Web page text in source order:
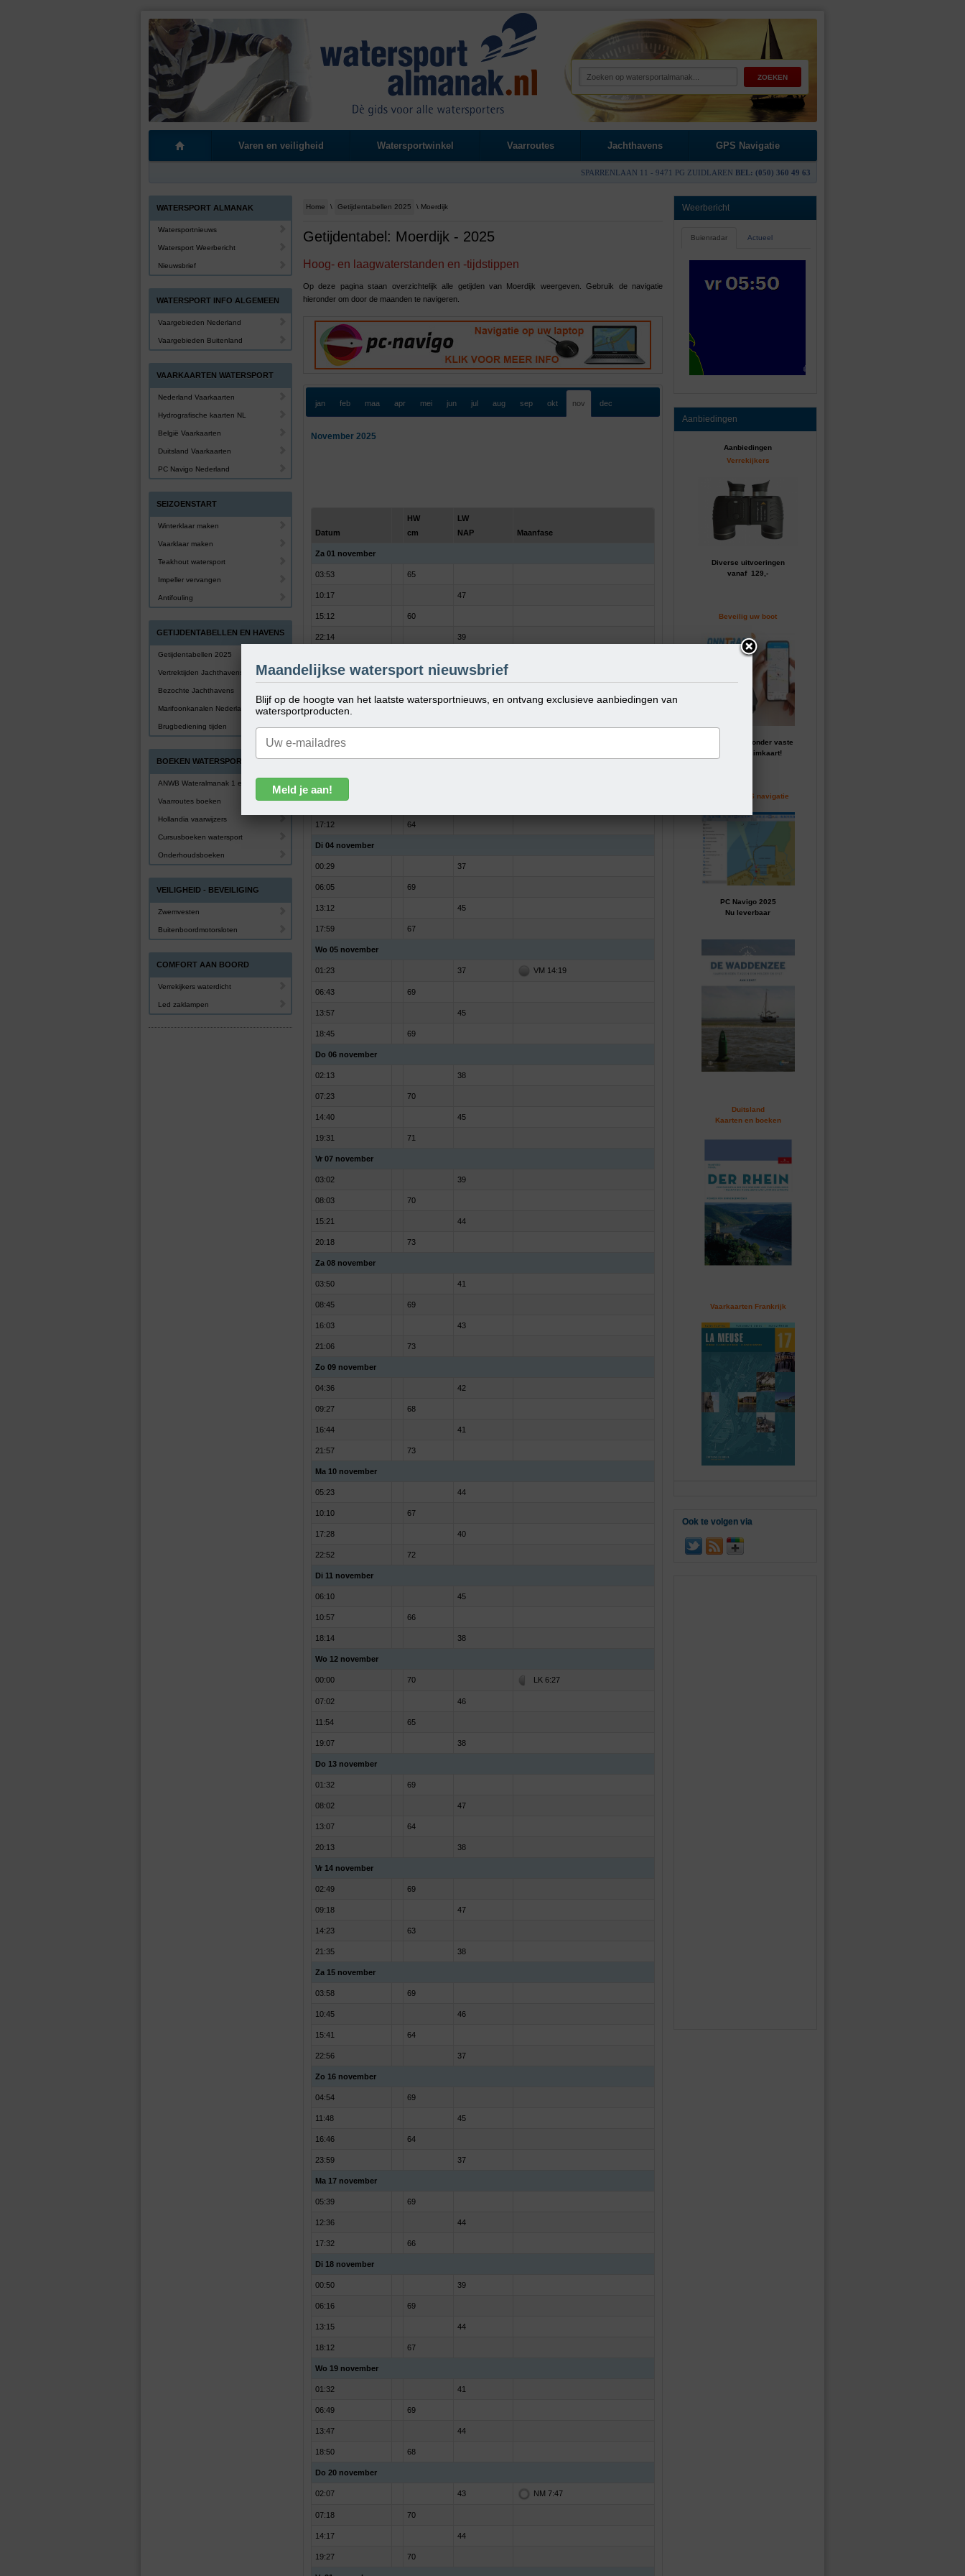
Varen en veiligheid Watersportwinkel Vaarroutes Jachthavens GPS Navigatie
SPARRENLAAN 11 - 9471 PG ZUIDLAREN BEL: (050) 360 49 63
Home \ Getijdentabellen 2025 \ Moerdijk
Getijdentabel: Moerdijk - 2025
Hoog- en laagwaterstanden en -tijdstippen
Op deze pagina staan overzichtelijk alle getijden van Moerdijk weergeven. Gebruik de navigatie
hieronder om door de maanden te navigeren.
jan feb maa apr mei jun jul aug sep okt nov dec
November 2025
Datum
HW
cm
LW
NAP
Maanfase
Za 01 november
03:53 65
10:17 47
15:12 60
22:14 39
04:49
11:28 45
23:28
Ma 03 november
12:24
17:12 64
Di 04 november
00:29 37
06:05 69
13:12 45
17:59 67
Wo 05 november
01:23 37 VM 14:19
06:43 69
13:57 45
18:45 69
Do 06 november
02:13 38
07:23 70
14:40 45
19:31 71
Vr 07 november
03:02 39
08:03 70
15:21 44
20:18 73
Za 08 november
03:50 41
08:45 69
16:03 43
21:06 73
Zo 09 november
04:36 42
09:27 68
16:44 41
21:57 73
Ma 10 november
05:23 44
10:10 67
17:28 40
22:52 72
Di 11 november
06:10 45
10:57 66
18:14 38
Wo 12 november
00:00 70 LK 6:27
07:02 46
11:54 65
19:07 38
Do 13 november
01:32 69
08:02 47
13:07 64
20:13 38
Vr 14 november
02:49 69
09:18 47
14:23 63
21:35 38
Za 15 november
03:58 69
10:45 46
15:41 64
22:56 37
Zo 16 november
04:54 69
11:48 45
16:46 64
23:59 37
Ma 17 november
05:39 69
12:36 44
17:32 66
Di 18 november
00:50 39
06:16 69
13:15 44
18:12 67
Wo 19 november
01:32 41
06:49 69
13:47 44
18:50 68
Do 20 november
02:07 43 NM 7:47
07:18 70
14:17 44
19:27 70
Weerbericht
Buienradar Actueel
Aanbiedingen
Aanbiedingen
Verrekijkers
Diverse uitvoeringen
vanaf 129,-
Beveilig uw boot
GPS tracker zonder vaste
kosten of simkaart!
Perfecte GPS navigatie
PC Navigo 2025
Nu leverbaar
Duitsland
Kaarten en boeken
Vaarkaarten Frankrijk
Ook te volgen via
WATERSPORT ALMANAK
Watersportnieuws
Watersport Weerbericht
Nieuwsbrief
WATERSPORT INFO ALGEMEEN
Vaargebieden Nederland
Vaargebieden Buitenland
VAARKAARTEN WATERSPORT
Nederland Vaarkaarten
Hydrografische kaarten NL
België Vaarkaarten
Duitsland Vaarkaarten
PC Navigo Nederland
SEIZOENSTART
Winterklaar maken
Vaarklaar maken
Teakhout watersport
Impeller vervangen
Antifouling
GETIJDENTABELLEN EN HAVENS
Getijdentabellen 2025
Vertrektijden Jachthavens
Bezochte Jachthavens
Marifoonkanalen Nederland
Brugbediening tijden
BOEKEN WATERSPORT
ANWB Wateralmanak 1 en 2
Vaarroutes boeken
Hollandia vaarwijzers
Cursusboeken watersport
Onderhoudsboeken
VEILIGHEID - BEVEILIGING
Zwemvesten
Buitenboordmotorsloten
COMFORT AAN BOORD
Verrekijkers waterdicht
Led zaklampen
Maandelijkse watersport nieuwsbrief
Blijf op de hoogte van het laatste watersportnieuws, en ontvang exclusieve aanbiedingen van
watersportproducten.